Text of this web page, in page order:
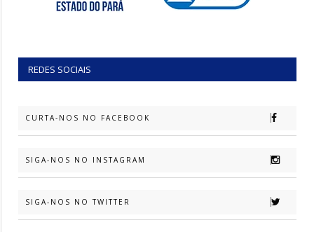
REDES SOCIAIS
CURTA-NOS NO FACEBOOK
SIGA-NOS NO INSTAGRAM
SIGA-NOS NO TWITTER